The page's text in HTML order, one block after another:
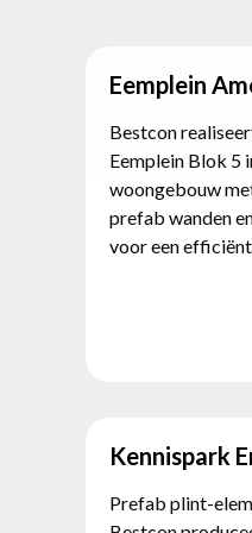
Eemplein
Bestcon
Eemplein Blok 5
woongebouw
prefab wanden
voor een
Kennispark
Prefab plint-